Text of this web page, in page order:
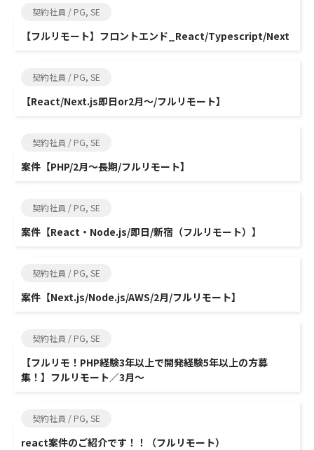
契約社員 / PG, SE
【フルリモート】フロントエンド_React/Typescript/Next
契約社員 / PG, SE
【React/Next.js即日or2月～/フルリモート】
契約社員 / PG, SE
案件【PHP/2月～長期/フルリモート】
契約社員 / PG, SE
案件【React・Node.js/即日/新宿（フルリモート）】
契約社員 / PG, SE
案件【Next.js/Node.js/AWS/2月/フルリモート】
契約社員 / PG, SE
【フルリモ！PHP経験3年以上で開発経験5年以上の方募
集！】フルリモート／3月～
契約社員 / PG, SE
react案件のご紹介です！！（フルリモート）